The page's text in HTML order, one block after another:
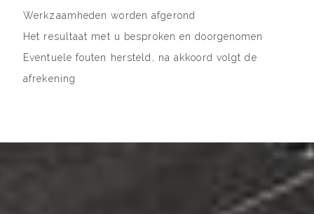
Werkzaamheden worden afgerond
Het resultaat met u besproken en doorgenomen
Eventuele fouten hersteld, na akkoord volgt de
afrekening